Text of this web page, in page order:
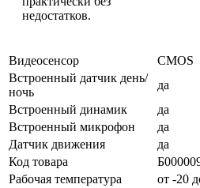
недостатков.
Видеосенсор
CMOS
Встроенный датчик день/
ночь
да
Встроенный динамик
да
Встроенный микрофон
да
Датчик движения
да
Код товара
Рабочая температура
от -20